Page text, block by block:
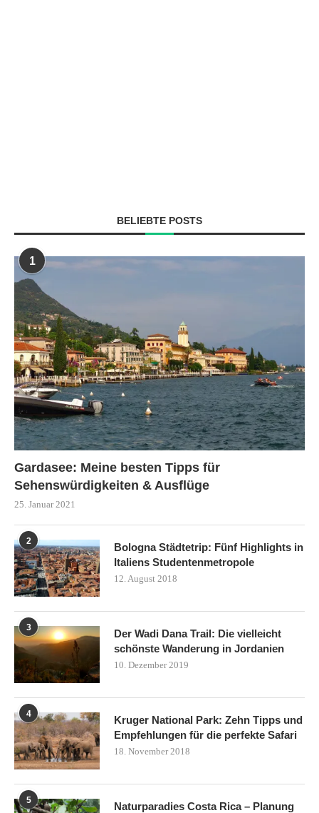
BELIEBTE POSTS
1
Gardasee: Meine besten Tipps für
Sehenswürdigkeiten & Ausflüge
25. Januar 2021
2
Bologna Städtetrip: Fünf Highlights in
Italiens Studentenmetropole
12. August 2018
3
Der Wadi Dana Trail: Die vielleicht
schönste Wanderung in Jordanien
10. Dezember 2019
4
Kruger National Park: Zehn Tipps und
Empfehlungen für die perfekte Safari
18. November 2018
5
Naturparadies Costa Rica – Planung